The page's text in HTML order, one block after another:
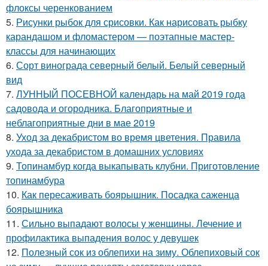
флоксы черенкованием
5. Рисунки рыбок для срисовки. Как нарисовать рыбку
карандашом и фломастером — поэтапные мастер-
классы для начинающих
6. Сорт винограда северный белый. Белый северный
вид
7. ЛУННЫЙ ПОСЕВНОЙ календарь на май 2019 года
садовода и огородника. Благоприятные и
неблагоприятные дни в мае 2019
8. Уход за декабристом во время цветения. Правила
ухода за декабристом в домашних условиях
9. Топинамбур когда выкапывать клубни. Приготовление
топинамбура
10. Как пересаживать боярышник. Посадка саженца
боярышника
11. Сильно выпадают волосы у женщины. Лечение и
профилактика выпадения волос у девушек
12. Полезный сок из облепихи на зиму. Облепиховый сок